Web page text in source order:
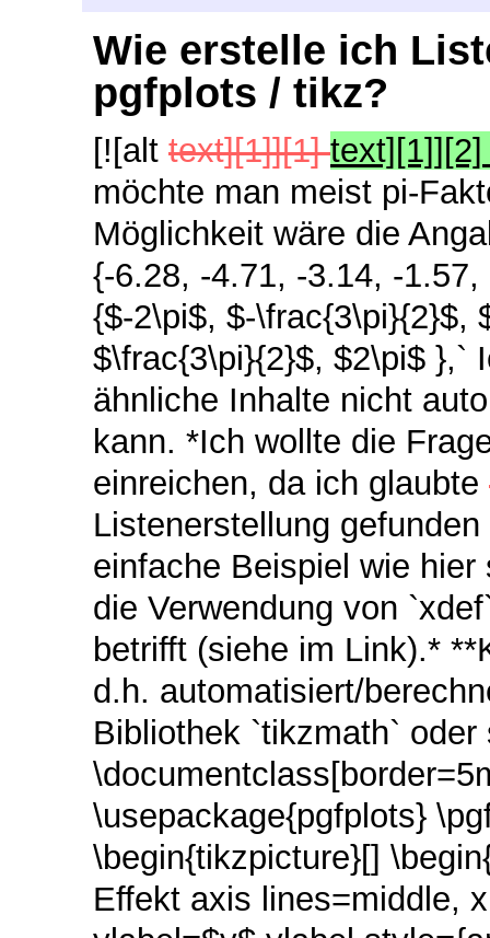
Wie erstelle ich
pgfplots / tikz?
[![alt text][1]][1]
möchte man meist pi-
Möglichkeit wäre die
{-6.28, -4.71, -3.14, -
{$-2\pi$, $-\frac{3\pi}{2}$,
$\frac{3\pi}{2}$, $2\pi$ },`
ähnliche Inhalte nicht
kann. *Ich wollte die
einreichen, da ich glaubte
Listenerstellung
einfache Beispiel wie
die Verwendung von
betrifft (siehe im Link).*
d.h. automatisiert/
Bibliothek `tikzmath`
\usepackage{pgfplots}
\begin{tikzpicture}[]
Effekt axis lines=middle,